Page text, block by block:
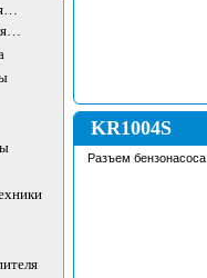
KR1004S
Разъем бензонасоса